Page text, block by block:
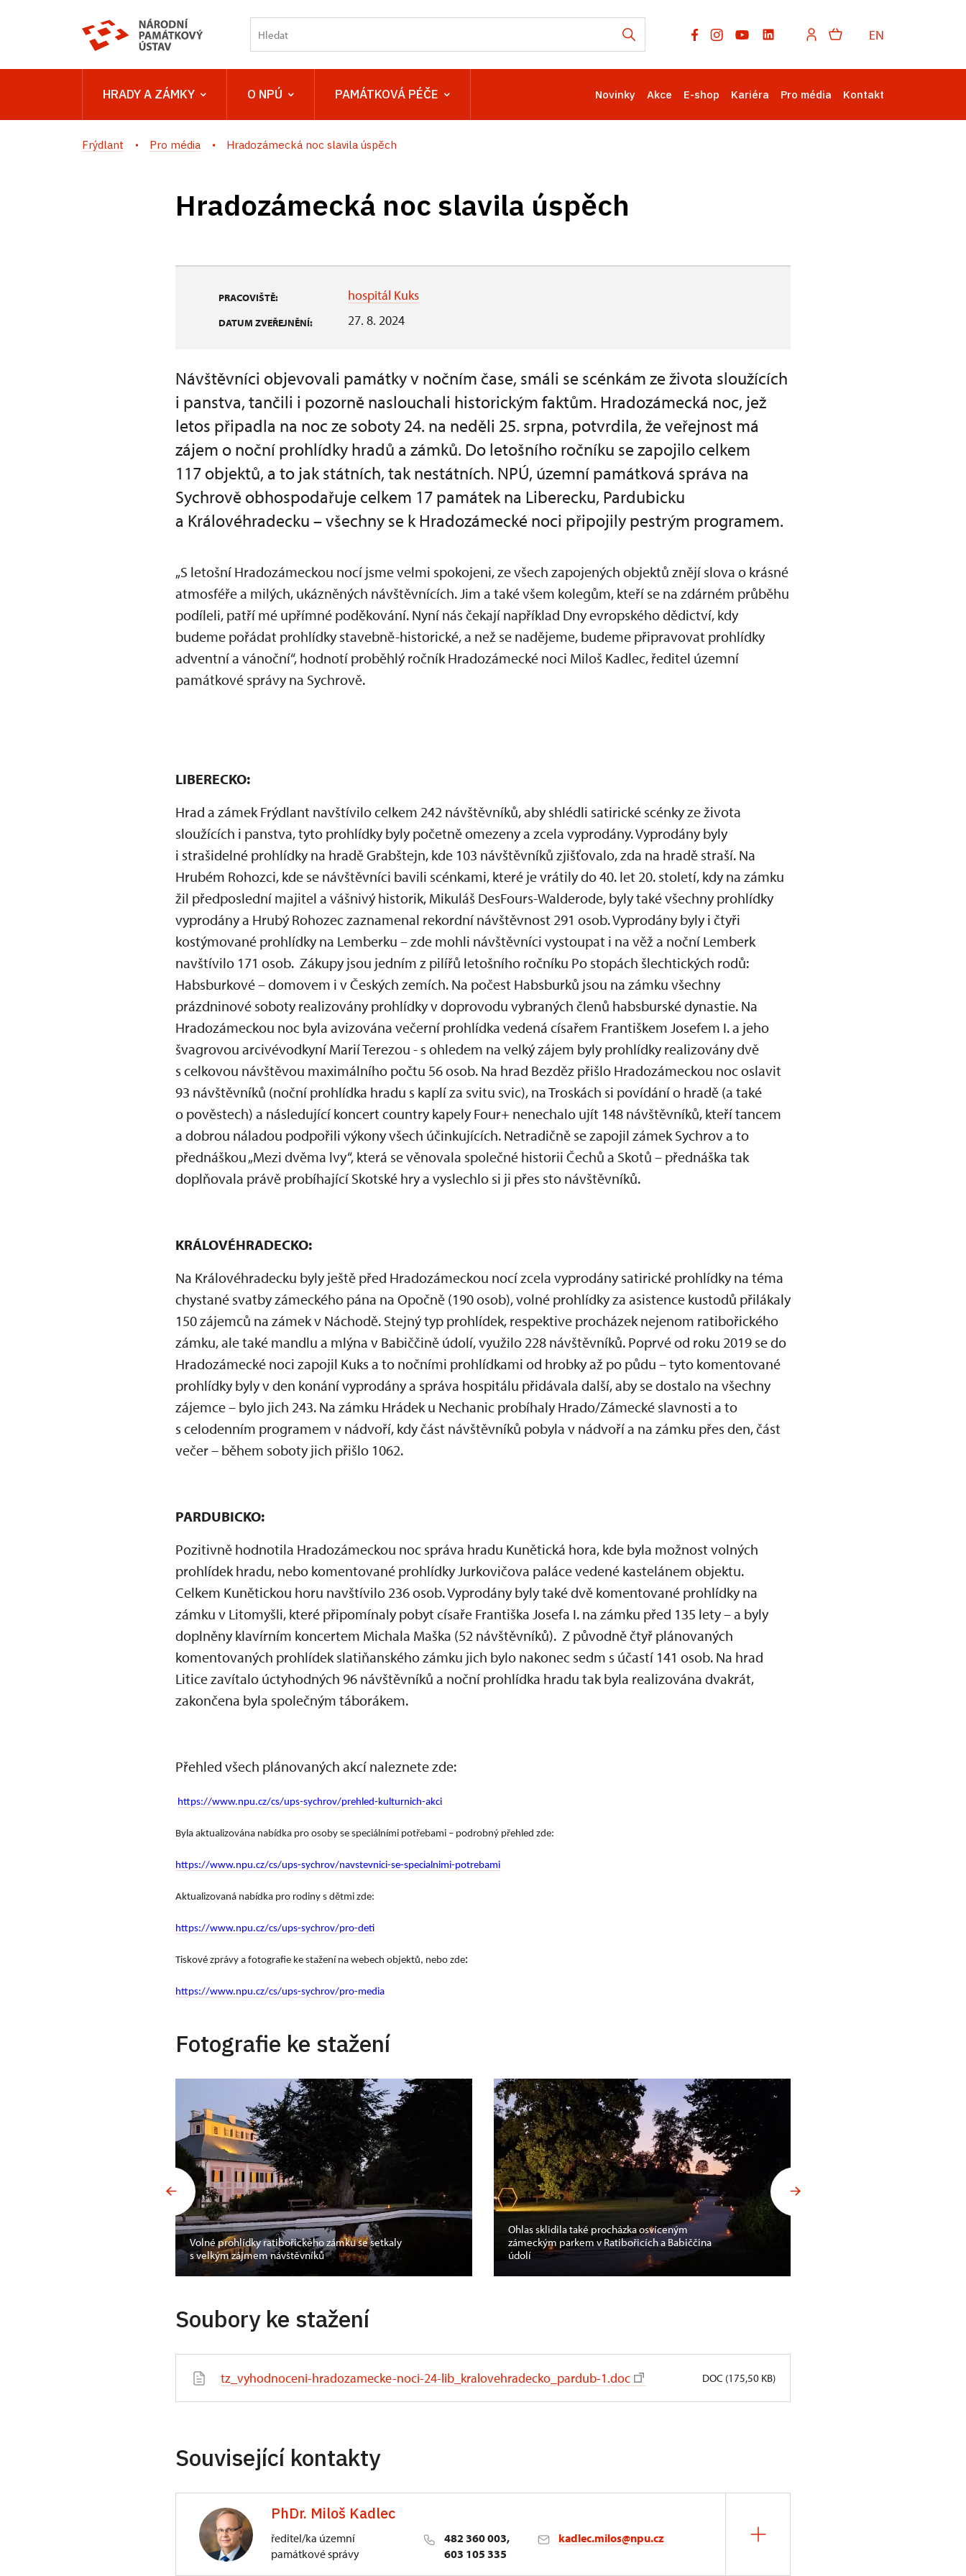
EN
HRADY A ZÁMKY O NPÚ PAMÁTKOVÁ PÉČE Novinky Akce E-shop Kariéra Pro média Kontakt
Frýdlant Pro média Hradozámecká noc slavila úspěch
Hradozámecká noc slavila úspěch
PRACOVIŠTĚ: hospitál Kuks
DATUM ZVEŘEJNĚNÍ: 27. 8. 2024
Návštěvníci objevovali památky v nočním čase, smáli se scénkám ze života sloužících
i panstva, tančili i pozorně naslouchali historickým faktům. Hradozámecká noc, jež
letos připadla na noc ze soboty 24. na neděli 25. srpna, potvrdila, že veřejnost má
zájem o noční prohlídky hradů a zámků. Do letošního ročníku se zapojilo celkem
117 objektů, a to jak státních, tak nestátních. NPÚ, územní památková správa na
Sychrově obhospodařuje celkem 17 památek na Liberecku, Pardubicku
a Královéhradecku – všechny se k Hradozámecké noci připojily pestrým programem.
„S letošní Hradozámeckou nocí jsme velmi spokojeni, ze všech zapojených objektů znějí slova o krásné
atmosféře a milých, ukázněných návštěvnících. Jim a také všem kolegům, kteří se na zdárném průběhu
podíleli, patří mé upřímné poděkování. Nyní nás čekají například Dny evropského dědictví, kdy
budeme pořádat prohlídky stavebně-historické, a než se nadějeme, budeme připravovat prohlídky
adventní a vánoční“, hodnotí proběhlý ročník Hradozámecké noci Miloš Kadlec, ředitel územní
památkové správy na Sychrově.
LIBERECKO:
Hrad a zámek Frýdlant navštívilo celkem 242 návštěvníků, aby shlédli satirické scénky ze života
sloužících i panstva, tyto prohlídky byly početně omezeny a zcela vyprodány. Vyprodány byly
i strašidelné prohlídky na hradě Grabštejn, kde 103 návštěvníků zjišťovalo, zda na hradě straší. Na
Hrubém Rohozci, kde se návštěvníci bavili scénkami, které je vrátily do 40. let 20. století, kdy na zámku
žil předposlední majitel a vášnivý historik, Mikuláš DesFours-Walderode, byly také všechny prohlídky
vyprodány a Hrubý Rohozec zaznamenal rekordní návštěvnost 291 osob. Vyprodány byly i čtyři
kostýmované prohlídky na Lemberku – zde mohli návštěvníci vystoupat i na věž a noční Lemberk
navštívilo 171 osob. Zákupy jsou jedním z pilířů letošního ročníku Po stopách šlechtických rodů:
Habsburkové – domovem i v Českých zemích. Na počest Habsburků jsou na zámku všechny
prázdninové soboty realizovány prohlídky v doprovodu vybraných členů habsburské dynastie. Na
Hradozámeckou noc byla avizována večerní prohlídka vedená císařem Františkem Josefem I. a jeho
švagrovou arcivévodkyní Marií Terezou - s ohledem na velký zájem byly prohlídky realizovány dvě
s celkovou návštěvou maximálního počtu 56 osob. Na hrad Bezděz přišlo Hradozámeckou noc oslavit
93 návštěvníků (noční prohlídka hradu s kaplí za svitu svic), na Troskách si povídání o hradě (a také
o pověstech) a následující koncert country kapely Four+ nenechalo ujít 148 návštěvníků, kteří tancem
a dobrou náladou podpořili výkony všech účinkujících. Netradičně se zapojil zámek Sychrov a to
přednáškou „Mezi dvěma lvy“, která se věnovala společné historii Čechů a Skotů – přednáška tak
doplňovala právě probíhající Skotské hry a vyslechlo si ji přes sto návštěvníků.
KRÁLOVÉHRADECKO:
Na Královéhradecku byly ještě před Hradozámeckou nocí zcela vyprodány satirické prohlídky na téma
chystané svatby zámeckého pána na Opočně (190 osob), volné prohlídky za asistence kustodů přilákaly
150 zájemců na zámek v Náchodě. Stejný typ prohlídek, respektive procházek nejenom ratibořického
zámku, ale také mandlu a mlýna v Babiččině údolí, využilo 228 návštěvníků. Poprvé od roku 2019 se do
Hradozámecké noci zapojil Kuks a to nočními prohlídkami od hrobky až po půdu – tyto komentované
prohlídky byly v den konání vyprodány a správa hospitálu přidávala další, aby se dostalo na všechny
zájemce – bylo jich 243. Na zámku Hrádek u Nechanic probíhaly Hrado/Zámecké slavnosti a to
s celodenním programem v nádvoří, kdy část návštěvníků pobyla v nádvoří a na zámku přes den, část
večer – během soboty jich přišlo 1062.
PARDUBICKO:
Pozitivně hodnotila Hradozámeckou noc správa hradu Kunětická hora, kde byla možnost volných
prohlídek hradu, nebo komentované prohlídky Jurkovičova paláce vedené kastelánem objektu.
Celkem Kunětickou horu navštívilo 236 osob. Vyprodány byly také dvě komentované prohlídky na
zámku v Litomyšli, které připomínaly pobyt císaře Františka Josefa I. na zámku před 135 lety – a byly
doplněny klavírním koncertem Michala Maška (52 návštěvníků). Z původně čtyř plánovaných
komentovaných prohlídek slatiňanského zámku jich bylo nakonec sedm s účastí 141 osob. Na hrad
Litice zavítalo úctyhodných 96 návštěvníků a noční prohlídka hradu tak byla realizována dvakrát,
zakončena byla společným táborákem.
Přehled všech plánovaných akcí naleznete zde:
https://www.npu.cz/cs/ups-sychrov/prehled-kulturnich-akci
Byla aktualizována nabídka pro osoby se speciálními potřebami – podrobný přehled zde:
https://www.npu.cz/cs/ups-sychrov/navstevnici-se-specialnimi-potrebami
Aktualizovaná nabídka pro rodiny s dětmi zde:
https://www.npu.cz/cs/ups-sychrov/pro-deti
Tiskové zprávy a fotografie ke stažení na webech objektů, nebo zde:
https://www.npu.cz/cs/ups-sychrov/pro-media
Fotografie ke stažení
Volné prohlídky ratibořického zámku se setkaly
s velkým zájmem návštěvníků
Ohlas sklidila také procházka osvíceným
zámeckým parkem v Ratibořicích a Babiččina
údolí
Soubory ke stažení
tz_vyhodnoceni-hradozamecke-noci-24-lib_kralovehradecko_pardub-1.doc DOC (175,50 KB)
Související kontakty
PhDr. Miloš Kadlec
ředitel/ka územní
památkové správy
482 360 003,
603 105 335
kadlec.milos@npu.cz